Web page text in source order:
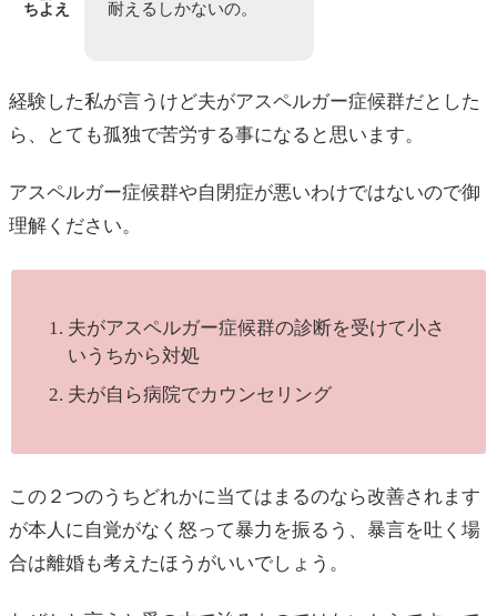
ちよえ
耐えるしかないの。
経験した私が言うけど夫がアスペルガー症候群だとした
ら、とても孤独で苦労する事になると思います。
アスペルガー症候群や自閉症が悪いわけではないので御
理解ください。
夫がアスペルガー症候群の診断を受けて小さ
いうちから対処
夫が自ら病院でカウンセリング
この２つのうちどれかに当てはまるのなら改善されます
が本人に自覚がなく怒って暴力を振るう、暴言を吐く場
合は離婚も考えたほうがいいでしょう。